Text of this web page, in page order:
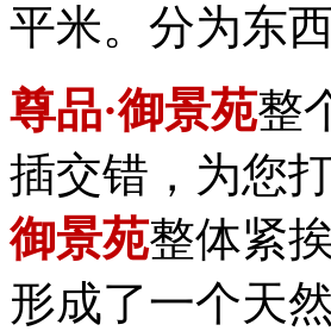
平米。分为东
尊品·御景苑整
插交错，为您
御景苑整体紧
形成了一个天然